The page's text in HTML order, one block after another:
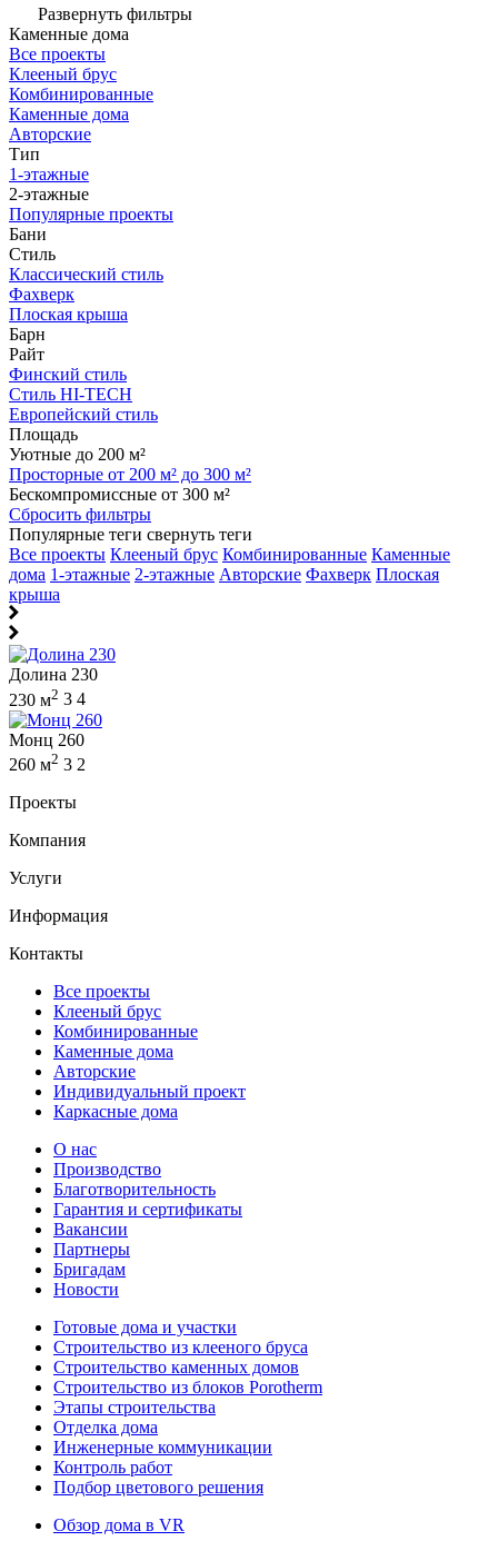
Развернуть фильтры
Каменные дома
Все проекты
Клееный брус
Комбинированные
Каменные дома
Авторские
Тип
1-этажные
2-этажные
Популярные проекты
Бани
Стиль
Классический стиль
Фахверк
Плоская крыша
Барн
Райт
Финский стиль
Стиль HI-TECH
Европейский стиль
Площадь
Уютные до 200 м²
Просторные от 200 м² до 300 м²
Бескомпромиссные от 300 м²
Сбросить фильтры
Популярные теги свернуть теги
Все проекты Клееный брус Комбинированные Каменные
дома 1-этажные 2-этажные Авторские Фахверк Плоская
крыша
Долина 230
230 м2 3 4
Монц 260
260 м2 3 2
Проекты
Компания
Услуги
Информация
Контакты
Все проекты
Клееный брус
Комбинированные
Каменные дома
Авторские
Индивидуальный проект
Каркасные дома
О нас
Производство
Благотворительность
Гарантия и сертификаты
Вакансии
Партнеры
Бригадам
Новости
Готовые дома и участки
Строительство из клееного бруса
Строительство каменных домов
Строительство из блоков Porotherm
Этапы строительства
Отделка дома
Инженерные коммуникации
Контроль работ
Подбор цветового решения
Обзор дома в VR